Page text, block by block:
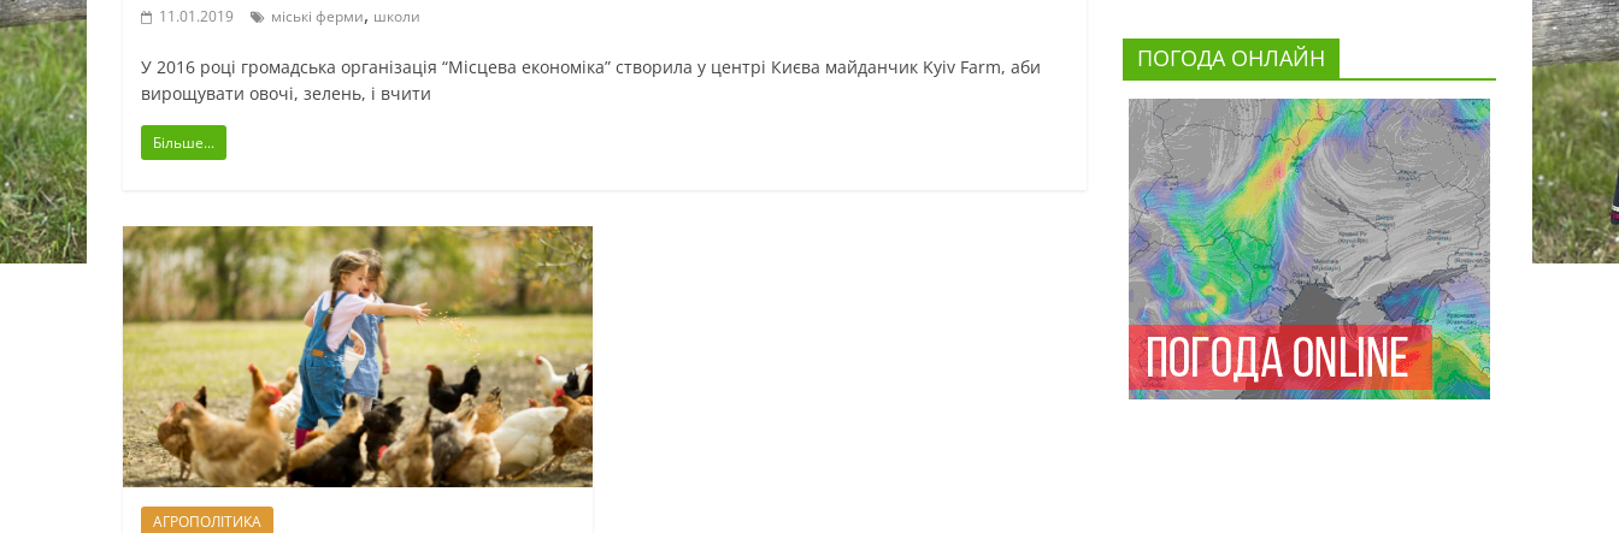
11.01.2019 міські ферми, школи
У 2016 році громадська організація “Місцева економіка” створила у центрі Києва майданчик Kyiv Farm, аби
вирощувати овочі, зелень, і вчити
Більше...
АГРОПОЛІТИКА
ПОГОДА ОНЛАЙН